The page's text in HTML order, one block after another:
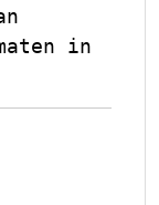
in